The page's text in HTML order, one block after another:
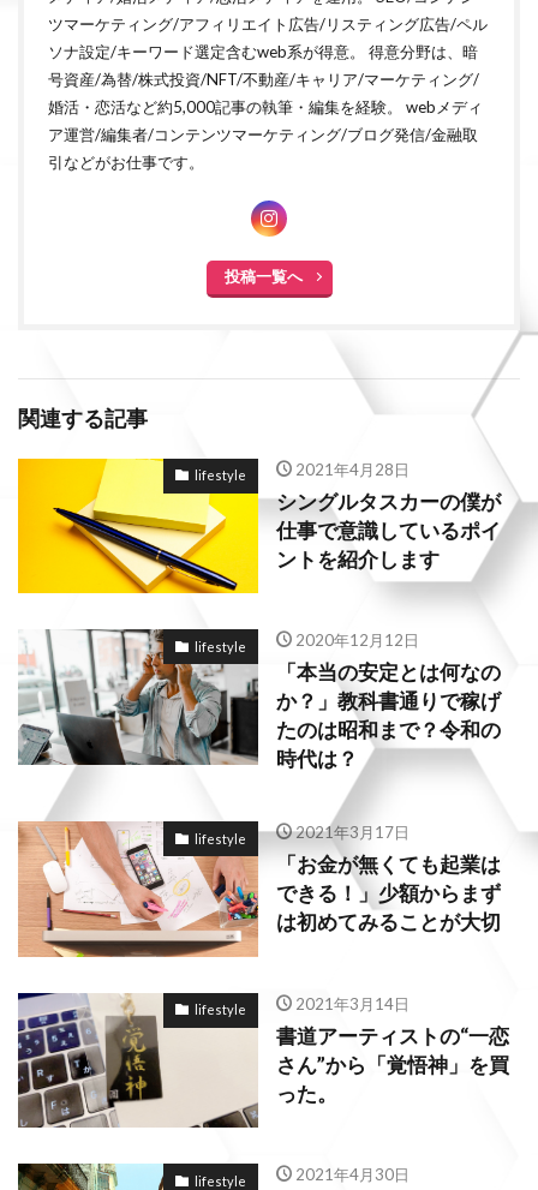
ツマーケティング/アフィリエイト広告/リスティング広告/ペル
ソナ設定/キーワード選定含むweb系が得意。 得意分野は、暗
号資産/為替/株式投資/NFT/不動産/キャリア/マーケティング/
婚活・恋活など約5,000記事の執筆・編集を経験。 webメディ
ア運営/編集者/コンテンツマーケティング/ブログ発信/金融取
引などがお仕事です。
投稿一覧へ
関連する記事
lifestyle 2021年4月28日
シングルタスカーの僕が
仕事で意識しているポイ
ントを紹介します
lifestyle 2020年12月12日
「本当の安定とは何なの
か？」教科書通りで稼げ
たのは昭和まで？令和の
時代は？
lifestyle 2021年3月17日
「お金が無くても起業は
できる！」少額からまず
は初めてみることが大切
lifestyle 2021年3月14日
書道アーティストの“一恋
さん”から「覚悟神」を買
った。
lifestyle 2021年4月30日